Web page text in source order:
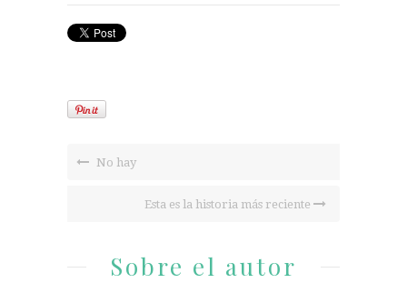
No hay
Esta es la historia más reciente
Sobre el autor